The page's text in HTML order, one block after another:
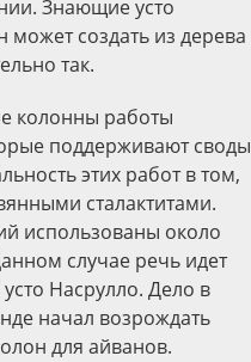
Знающие усто
может создать из дерева
так.
колонны работы
поддерживают своды
этих работ в том,
сталактитами.
использованы около
случае речь идет
Насрулло. Дело в
начал возрождать
для айванов.